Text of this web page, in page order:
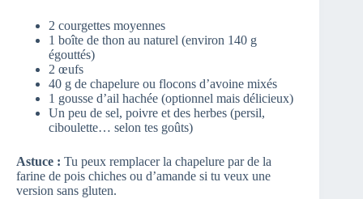
2 courgettes moyennes
1 boîte de thon au naturel (environ 140 g
égouttés)
2 œufs
40 g de chapelure ou flocons d’avoine mixés
1 gousse d’ail hachée (optionnel mais délicieux)
Un peu de sel, poivre et des herbes (persil,
ciboulette… selon tes goûts)
Astuce : Tu peux remplacer la chapelure par de la
farine de pois chiches ou d’amande si tu veux une
version sans gluten.